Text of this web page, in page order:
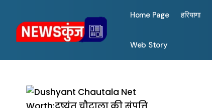
Home Page हरियाणा
Web Story